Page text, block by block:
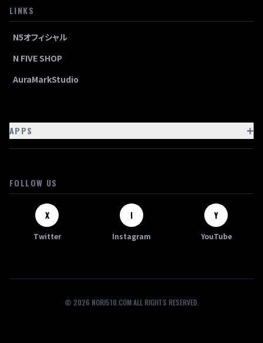
LINKS
N5オフィシャル
N FIVE SHOP
AuraMarkStudio
APPS +
FOLLOW US
X
Twitter
I
Instagram
Y
YouTube
© 2026 NORI510.COM ALL RIGHTS RESERVED.